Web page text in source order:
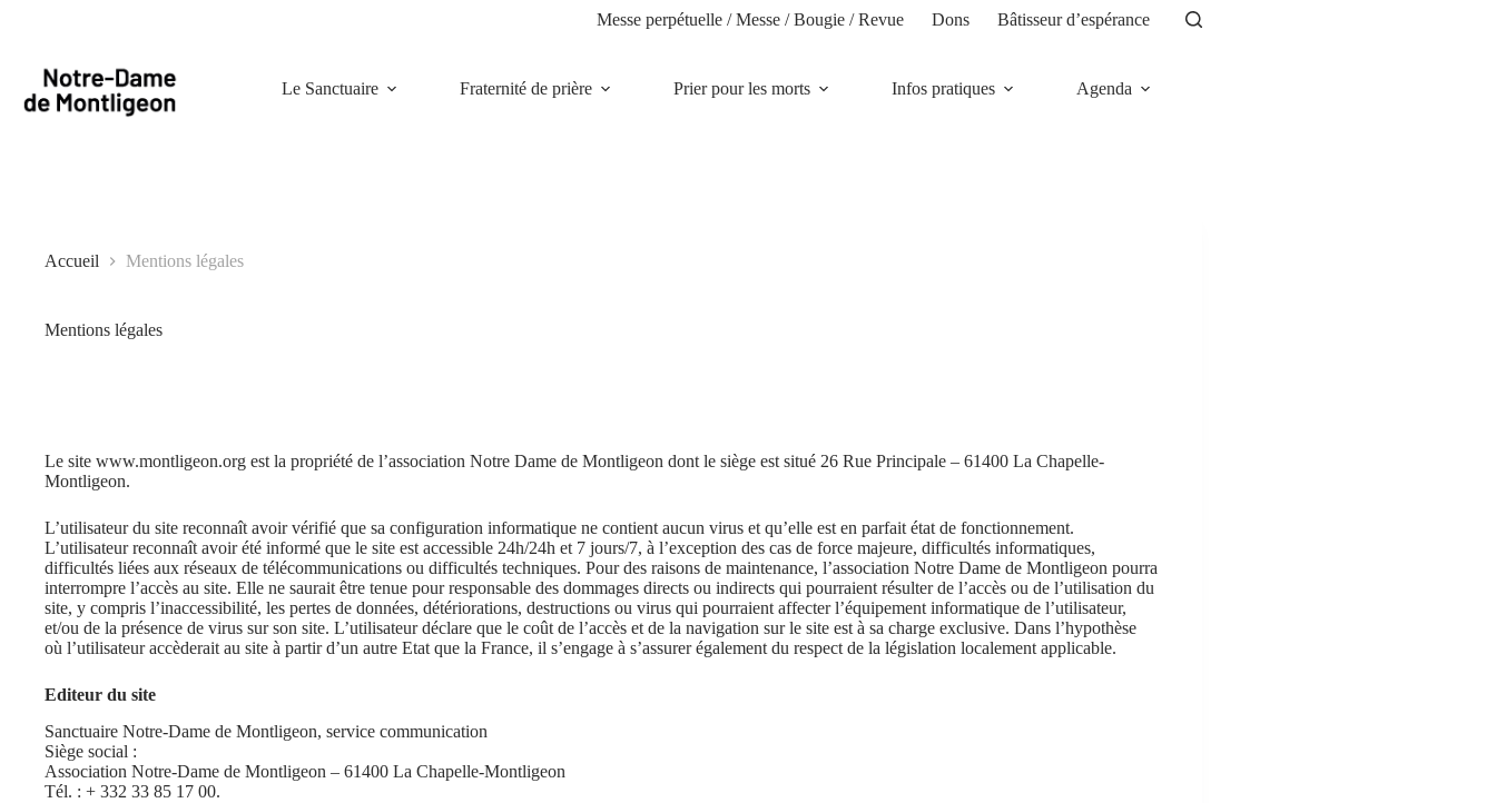
Messe perpétuelle / Messe / Bougie / Revue Dons Bâtisseur d’espérance
Le Sanctuaire Fraternité de prière Prier pour les morts Infos pratiques Agenda
Accueil Mentions légales
Mentions légales
Le site www.montligeon.org est la propriété de l’association Notre Dame de Montligeon dont le siège est situé 26 Rue Principale – 61400 La Chapelle-
Montligeon.
L’utilisateur du site reconnaît avoir vérifié que sa configuration informatique ne contient aucun virus et qu’elle est en parfait état de fonctionnement.
L’utilisateur reconnaît avoir été informé que le site est accessible 24h/24h et 7 jours/7, à l’exception des cas de force majeure, difficultés informatiques,
difficultés liées aux réseaux de télécommunications ou difficultés techniques. Pour des raisons de maintenance, l’association Notre Dame de Montligeon pourra
interrompre l’accès au site. Elle ne saurait être tenue pour responsable des dommages directs ou indirects qui pourraient résulter de l’accès ou de l’utilisation du
site, y compris l’inaccessibilité, les pertes de données, détériorations, destructions ou virus qui pourraient affecter l’équipement informatique de l’utilisateur,
et/ou de la présence de virus sur son site. L’utilisateur déclare que le coût de l’accès et de la navigation sur le site est à sa charge exclusive. Dans l’hypothèse
où l’utilisateur accèderait au site à partir d’un autre Etat que la France, il s’engage à s’assurer également du respect de la législation localement applicable.
Editeur du site
Sanctuaire Notre-Dame de Montligeon, service communication
Siège social :
Association Notre-Dame de Montligeon – 61400 La Chapelle-Montligeon
Tél. : + 332 33 85 17 00.